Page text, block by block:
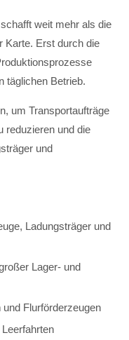
weit mehr als die
Karte. Erst durch die
täglichen Betrieb.
um Transportaufträge
reduzieren und die
und
Ladungsträger und
Lager- und
Flurförderzeugen